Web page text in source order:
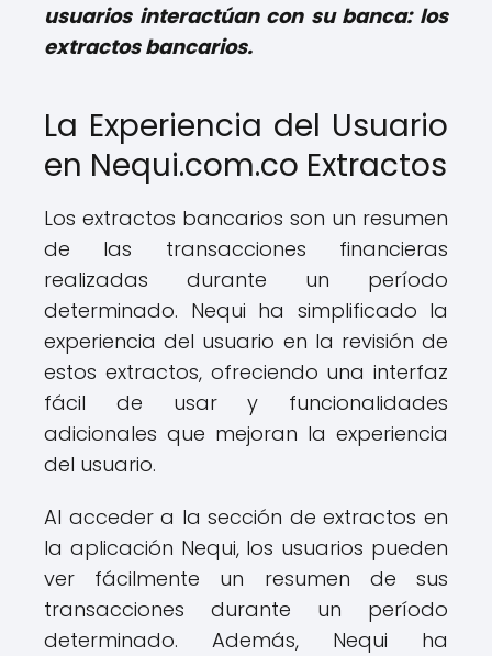
usuarios interactúan con su banca: los
extractos bancarios.
La Experiencia del Usuario
en Nequi.com.co Extractos
Los extractos bancarios son un resumen
de las transacciones financieras
realizadas durante un período
determinado. Nequi ha simplificado la
experiencia del usuario en la revisión de
estos extractos, ofreciendo una interfaz
fácil de usar y funcionalidades
adicionales que mejoran la experiencia
del usuario.
Al acceder a la sección de extractos en
la aplicación Nequi, los usuarios pueden
ver fácilmente un resumen de sus
transacciones durante un período
determinado. Además, Nequi ha